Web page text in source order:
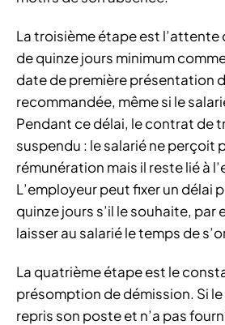
La troisième étape est l’attente
de quinze jours minimum
date de première présentation
recommandée, même si le
Pendant ce délai, le contrat de
suspendu : le salarié ne perçoit
rémunération mais il reste lié à
L’employeur peut fixer un délai
quinze jours s’il le souhaite, par
laisser au salarié le temps de
La quatrième étape est le
présomption de démission. Si le
repris son poste et n’a pas